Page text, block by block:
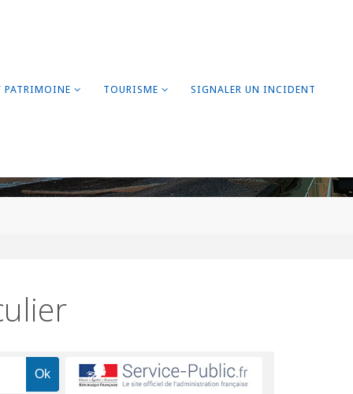
PATRIMOINE TOURISME SIGNALER UN INCIDENT